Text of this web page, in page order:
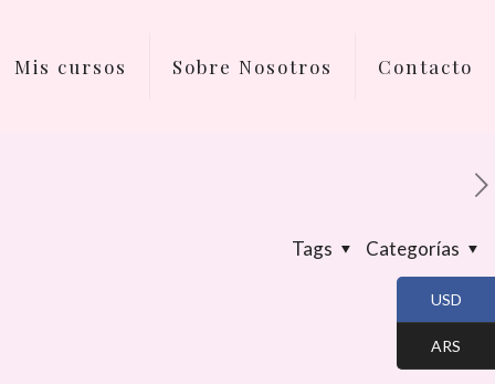
Mis cursos Sobre Nosotros Contacto
Categorías
Tags
USD
ARS